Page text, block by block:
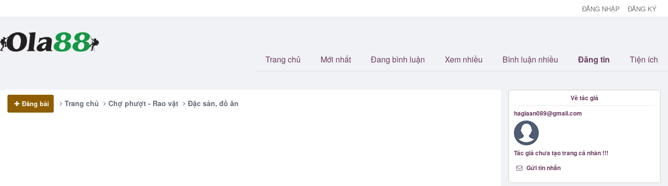
ĐĂNG NHẬP ĐĂNG KÝ
Trang chủ Mới nhất Đang bình luận Xem nhiều Bình luận nhiều Đăng tin Tiện ích
Đăng bài Trang chủ Chợ phượt - Rao vặt Đặc sản, đồ ăn
Về tác giả
hagiaan089@gmail.com
Tác giả chưa tạo trang cá nhân !!!
Gửi tin nhắn